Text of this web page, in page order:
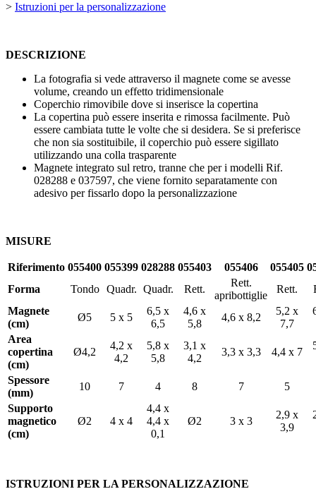
> Istruzioni per la personalizzazione
DESCRIZIONE
La fotografia si vede attraverso il magnete come se avesse
volume, creando un effetto tridimensionale
Coperchio rimovibile dove si inserisce la copertina
La copertina può essere inserita e rimossa facilmente. Può
essere cambiata tutte le volte che si desidera. Se si preferisce
che non sia sostituibile, il coperchio può essere sigillato
utilizzando una colla trasparente
Magnete integrato sul retro, tranne che per i modelli Rif.
028288 e 037597, che viene fornito separatamente con
adesivo per fissarlo dopo la personalizzazione
MISURE
Riferimento 055400 055399 028288 055403 055406 055405
Forma
Tondo Quadr. Quadr. Rett.
Rett.
apribottiglie
Rett.
Magnete
(cm)
Ø5 5 x 5
6,5 x
6,5
4,6 x
5,8
4,6 x 8,2
5,2 x
7,7
Area
copertina
(cm)
Ø4,2
4,2 x
4,2
5,8 x
5,8
3,1 x
4,2
3,3 x 3,3 4,4 x 7
Spessore
(mm)
10 7 4 8 7
5
Supporto
magnetico
(cm)
Ø2 4 x 4
4,4 x
4,4 x
0,1
Ø2 3 x 3
2,9 x
3,9
ISTRUZIONI PER LA PERSONALIZZAZIONE